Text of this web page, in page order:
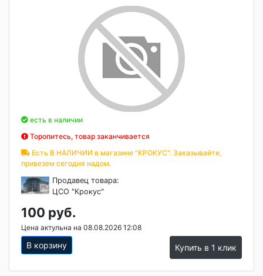
есть в наличии
Торопитесь, товар заканчивается
Есть В НАЛИЧИИ в магазине "КРОКУС". Заказывайте,
привезем сегодня надом.
Продавец товара:
ЦСО "Крокус"
100 руб.
Цена актульна на 08.08.2026 12:08
В корзину Купить в 1 клик